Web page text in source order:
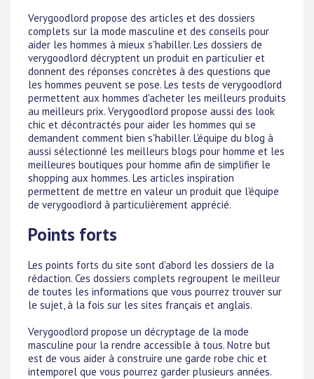
Verygoodlord propose des articles et des dossiers
complets sur la mode masculine et des conseils pour
aider les hommes à mieux s'habiller. Les dossiers de
verygoodlord décryptent un produit en particulier et
donnent des réponses concrètes à des questions que
les hommes peuvent se pose. Les tests de verygoodlord
permettent aux hommes d'acheter les meilleurs produits
au meilleurs prix. Verygoodlord propose aussi des look
chic et décontractés pour aider les hommes qui se
demandent comment bien s'habiller. L'équipe du blog à
aussi sélectionné les meilleurs blogs pour homme et les
meilleures boutiques pour homme afin de simplifier le
shopping aux hommes. Les articles inspiration
permettent de mettre en valeur un produit que l'équipe
de verygoodlord à particulièrement apprécié.
Points forts
Les points forts du site sont d'abord les dossiers de la
rédaction. Ces dossiers complets regroupent le meilleur
de toutes les informations que vous pourrez trouver sur
le sujet, à la fois sur les sites français et anglais.
Verygoodlord propose un décryptage de la mode
masculine pour la rendre accessible à tous. Notre but
est de vous aider à construire une garde robe chic et
intemporel que vous pourrez garder plusieurs années.